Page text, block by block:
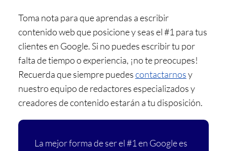
Toma nota para que aprendas aescribir
contenido web que posicioney seas el #1 para tus
clientes en Google. Si no puedes escribir tu por
falta de tiempo o experiencia, ¡no te preocupes!
Recuerda que siempre puedescontactarnosy
nuestro equipo de redactores especializados y
creadores de contenido estarán a tu disposición.
La mejor forma de ser el #1 en Google es